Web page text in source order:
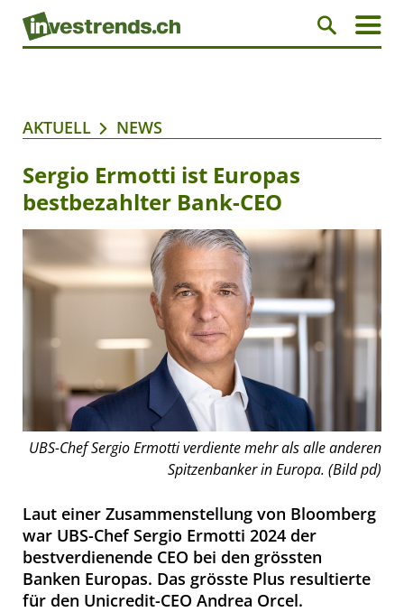
AKTUELL NEWS
Sergio Ermotti ist Europas
bestbezahlter Bank-CEO
UBS-Chef Sergio Ermotti verdiente mehr als alle anderen
Spitzenbanker in Europa. (Bild pd)
Laut einer Zusammenstellung von Bloomberg
war UBS-Chef Sergio Ermotti 2024 der
bestverdienende CEO bei den grössten
Banken Europas. Das grösste Plus resultierte
für den Unicredit-CEO Andrea Orcel.